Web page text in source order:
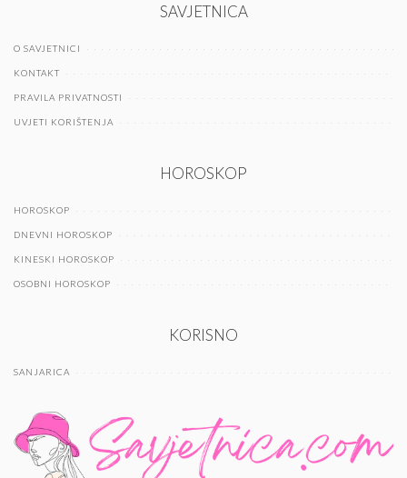
SAVJETNICA
O SAVJETNICI
KONTAKT
PRAVILA PRIVATNOSTI
UVJETI KORIŠTENJA
HOROSKOP
HOROSKOP
DNEVNI HOROSKOP
KINESKI HOROSKOP
OSOBNI HOROSKOP
KORISNO
SANJARICA